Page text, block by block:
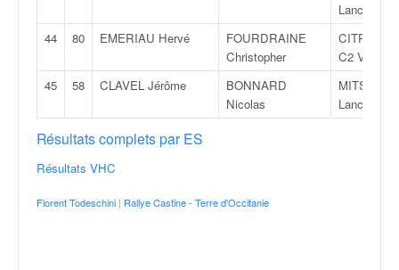
Lancer
44
80 EMERIAU Hervé
FOURDRAINE
Christopher
CITROËN
C2 VTS
45
58 CLAVEL Jérôme
BONNARD
Nicolas
Lancer
Résultats complets par ES
Résultats VHC
Florent Todeschini | Rallye Castine - Terre d'Occitanie